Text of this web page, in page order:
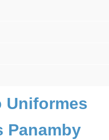
Uniformes
Panamby